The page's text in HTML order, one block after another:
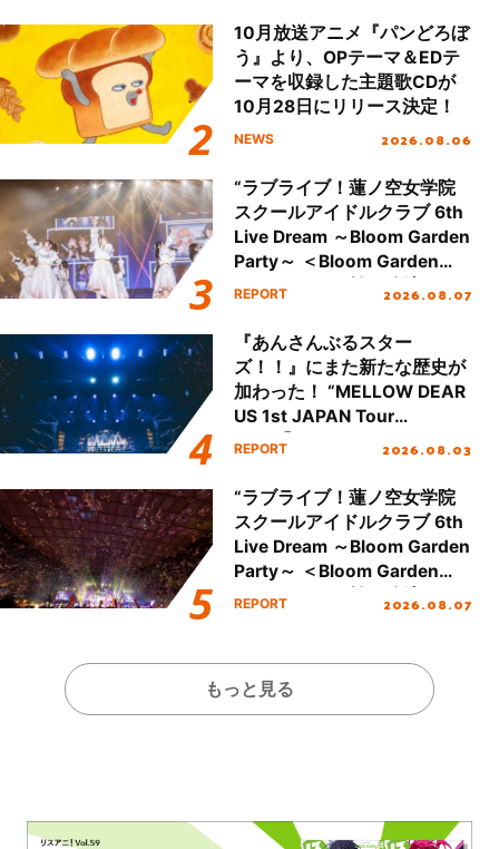
10月放送アニメ『パンどろぼ
う』より、OPテーマ＆EDテ
ーマを収録した主題歌CDが
10月28日にリリース決定！
NEWS 2026.08.06
“ラブライブ！蓮ノ空女学院
スクールアイドルクラブ 6th
Live Dream ～Bloom Garden
Party～ ＜Bloom Garden
Party Stage／埼玉公演＞”
REPORT 2026.08.07
『あんさんぶるスター
ズ！！』にまた新たな歴史が
加わった！ “MELLOW DEAR
US 1st JAPAN Tour
Final「NICE to meet YOU
ート!!
REPORT 2026.08.03
“ラブライブ！蓮ノ空女学院
スクールアイドルクラブ 6th
Live Dream ～Bloom Garden
Party～ ＜Bloom Garden
Party Stage／埼玉公演＞”
REPORT 2026.08.07
もっと見る